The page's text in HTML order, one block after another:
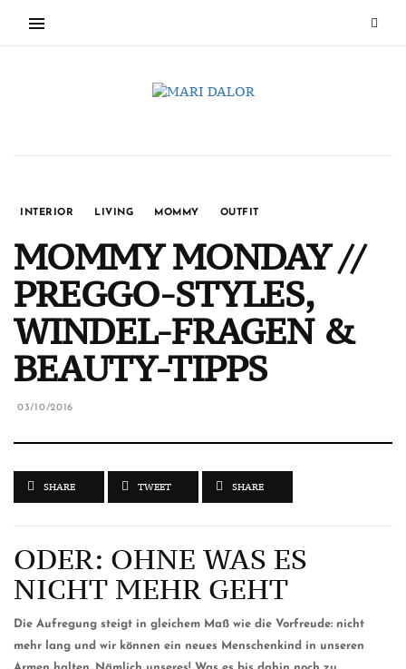
INTERIOR LIVING MOMMY OUTFIT
MOMMY MONDAY //
PREGGO-STYLES,
WINDEL-FRAGEN &
BEAUTY-TIPPS
03/10/2016
SHARE TWEET SHARE
ODER: OHNE WAS ES
NICHT MEHR GEHT
Die Aufregung steigt in gleichem Maß wie die Vorfreude: nicht
mehr lang und wir können ein neues Menschenkind in unseren